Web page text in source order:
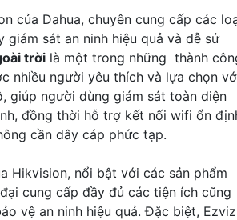
của Dahua, chuyên cung cấp các
giám sát an ninh hiệu quả và dễ sử
trời là một trong những thành
nhiều người yêu thích và lựa chọn
giúp người dùng giám sát toàn diện
đồng thời hỗ trợ kết nối wifi ổn
cần dây cáp phức tạp.
Hikvision, nổi bật với các sản phẩm
cung cấp đầy đủ các tiện ích cũng
vệ an ninh hiệu quả. Đặc biệt, Ezviz